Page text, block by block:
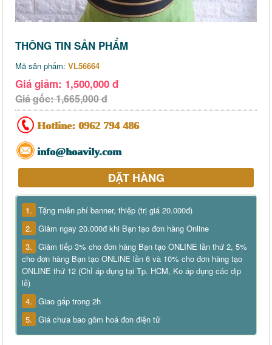
THÔNG TIN SẢN PHẨM
Mã sản phẩm: VL56664
Giá giảm: 1,500,000 đ
Giá gốc: 1,665,000 đ
Hotline: 0962 794 486
info@hoavily.com
ĐẶT HÀNG
1. Tặng miễn phí banner, thiệp (trị giá 20.000đ)
2. Giảm ngay 20.000đ khi Bạn tạo đơn hàng Online
3. Giảm tiếp 3% cho đơn hàng Bạn tạo ONLINE lần thứ 2, 5%
cho đơn hàng Bạn tạo ONLINE lần 6 và 10% cho đơn hàng tạo
ONLINE thứ 12 (Chỉ áp dụng tại Tp. HCM, Ko áp dụng các dịp
lễ)
4. Giao gấp trong 2h
5. Giá chưa bao gồm hoá đơn điện tử